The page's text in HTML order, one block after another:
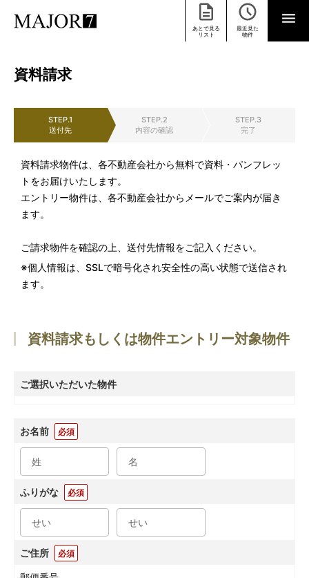
あとで見る
リスト
最近見た
物件
資料請求
STEP.1
送付先
STEP.2
内容の確認
STEP.3
完了
資料請求物件は、各不動産会社から無料で資料・パンフレッ
トをお届けいたします。
エントリー物件は、各不動産会社からメールでご案内が届き
ます。
ご請求物件を確認の上、送付先情報をご記入ください。
※個人情報は、SSLで暗号化され安全性の高い状態で送信され
ます。
資料請求もしくは物件エントリー対象物件
ご選択いただいた物件
お名前 必須
ふりがな 必須
ご住所 必須